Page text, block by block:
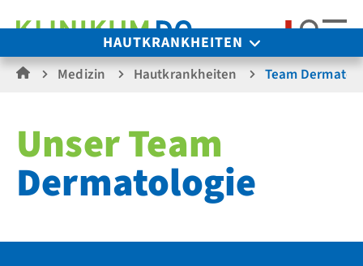
HAUTKRANKHEITEN
Medizin Hautkrankheiten Team
Unser Team
Dermatologie